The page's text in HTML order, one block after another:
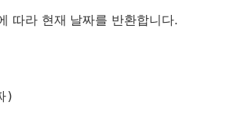
따라 현재 날짜를 반환합니다.
)